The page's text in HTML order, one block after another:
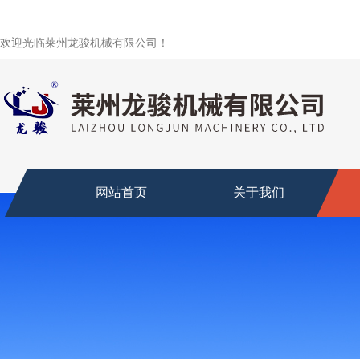
欢迎光临莱州龙骏机械有限公司！
网站首页 关于我们